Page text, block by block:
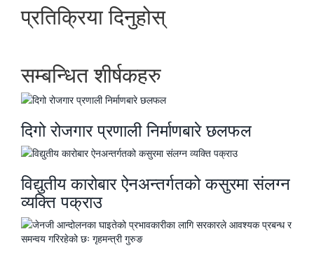
प्रतिक्रिया दिनुहोस्
सम्बन्धित शीर्षकहरु
दिगो रोजगार प्रणाली निर्माणबारे छलफल
विद्युतीय कारोबार ऐनअन्तर्गतको कसुरमा संलग्न
व्यक्ति पक्राउ